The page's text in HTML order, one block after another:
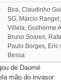
Bira, Claudinho
SG, Márcio
Villela, Guilherme
Bruno Soares,
Paulo Borges, Eric
Bessa
de Daomé
mão do invasor